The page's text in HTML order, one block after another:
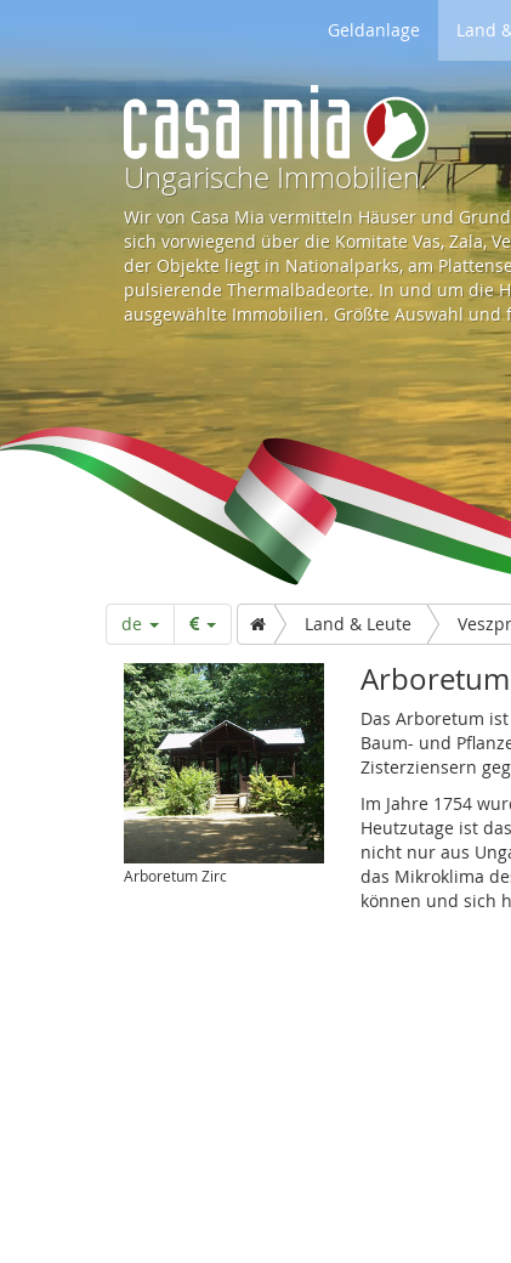
Geldanlage Land
Z
u
r
S
t
a
t
s
e
i
Ungarische Immobilien.
Wir von Casa Mia vermitteln Häuser und
sich vorwiegend über die Komitate Vas, Zala,
der Objekte liegt in Nationalparks, am
pulsierende Thermalbadeorte. In und um die
ausgewählte Immobilien. Größte Auswahl und
de Land & Leute
Arboretum Zirc
Das Arboretum
Baum- und
Zisterziensern
Im Jahre 1754
Heutzutage ist
nicht nur aus
das Mikroklima
können und sich